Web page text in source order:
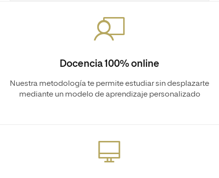
Docencia 100% online
Nuestra metodología te permite estudiar sin desplazarte
mediante un modelo de aprendizaje personalizado